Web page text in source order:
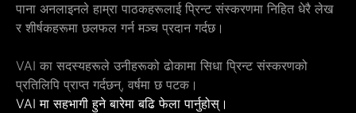
पाना अनलाइनले हाम्रा पाठकहरूलाई प्रिन्ट संस्करणमा निहित धेरै लेख
र शीर्षकहरूमा छलफल गर्न मञ्च प्रदान गर्दछ।
VAI का सदस्यहरूले उनीहरूको ढोकामा सिधा प्रिन्ट संस्करणको
प्रतिलिपि प्राप्त गर्दछन्, वर्षमा छ पटक।
VAI मा सहभागी हुने बारेमा बढि फेला पार्नुहोस्।